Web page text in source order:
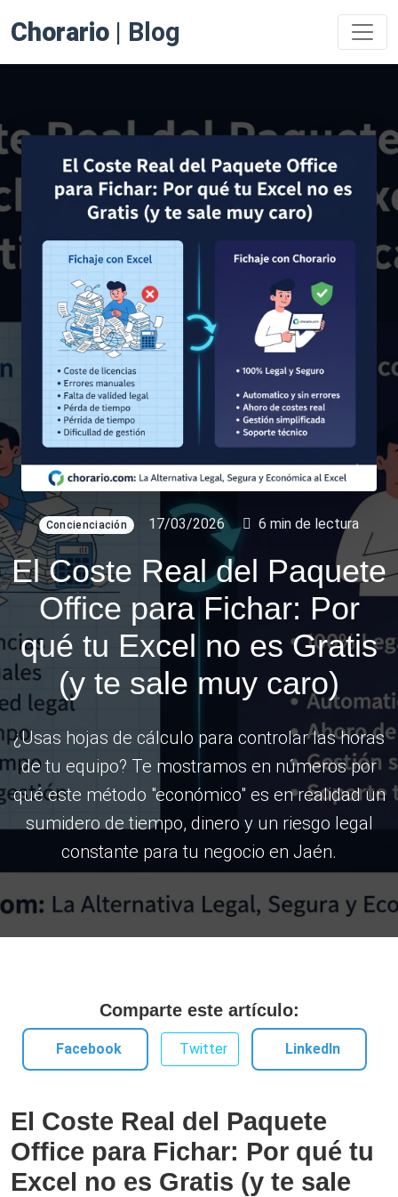
Chorario | Blog
Concienciación 17/03/2026 6 min de lectura
El Coste Real del Paquete
Office para Fichar: Por
qué tu Excel no es Gratis
(y te sale muy caro)
¿Usas hojas de cálculo para controlar las horas
de tu equipo? Te mostramos en números por
qué este método "económico" es en realidad un
sumidero de tiempo, dinero y un riesgo legal
constante para tu negocio en Jaén.
Comparte este artículo:
Facebook Twitter LinkedIn
El Coste Real del Paquete
Office para Fichar: Por qué tu
Excel no es Gratis (y te sale